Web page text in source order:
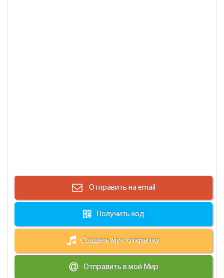
Отправить на email
Получить код
Создать муз. открытку
Отправить в мой Мир